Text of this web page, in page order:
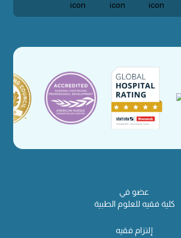
عضو في
كلية فقيه للعلوم الطبية
إلتزام فقيه